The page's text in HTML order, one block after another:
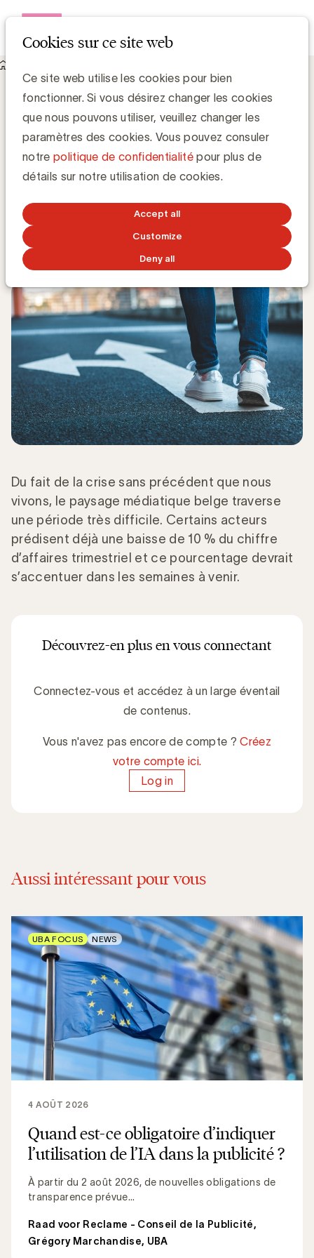
Cookies sur ce site web
Ce site web utilise les cookies pour bien
fonctionner. Si vous désirez changer les cookies
que nous pouvons utiliser, veuillez changer les
paramètres des cookies. Vous pouvez consuler
notre politique de confidentialitépour plus de
détails sur notre utilisation de cookies.
Accept all
Customize
Deny all
Comment les régies et les éditeurs belges gèrent-ils les
demandes des annonceurs ? L’UBA a mené l’enquête pour
vous
Comment les régies et les éditeurs belges
gèrent-ils les demandes des annonceurs ?
L’UBA a mené l’enquête pour vous
Zaki Lahbib, Expert Paid Media
31 MARS 2020
Du fait de la crise sans précédent que nous
vivons, le paysage médiatique belge traverse
une période très difficile. Certains acteurs
prédisent déjà une baisse de 10 % du chiffre
d’affaires trimestriel et ce pourcentage devrait
s’accentuer dans les semaines à venir.
Découvrez-en plus en vous connectant
Connectez-vous et accédez à un large éventail
de contenus.
Vous n'avez pas encore de compte ?Créez
votre compte ici.
Log in
Aussi intéressant pour vous
Quand est-ce obligatoire d’indiquer
l’utilisation de l’IA dans la publicité ?
À partir du 2 août 2026, de nouvelles obligations de
transparence prévue...
4 AOÛT 2026
Raad voor Reclame - Conseil de la Publicité,
Grégory Marchandise, UBA
UBA FOCUS NEWS